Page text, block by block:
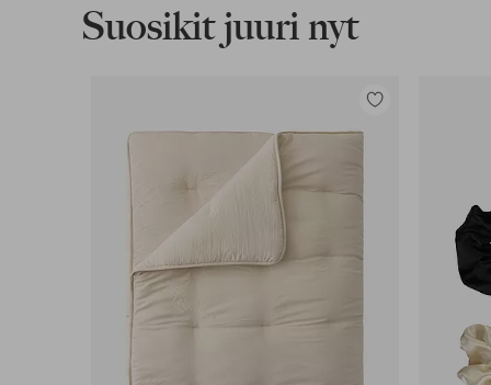
Suosikit juuri nyt
Lisää
suosikkeihin